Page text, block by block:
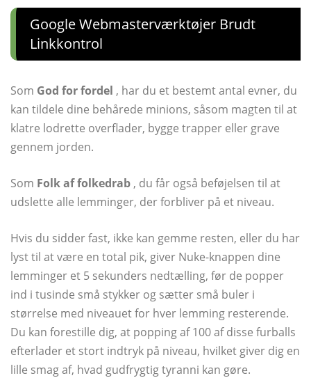
Google Webmasterværktøjer Brudt
Linkkontrol
Som God for fordel , har du et bestemt antal evner, du
kan tildele dine behårede minions, såsom magten til at
klatre lodrette overflader, bygge trapper eller grave
gennem jorden.
Som Folk af folkedrab , du får også beføjelsen til at
udslette alle lemminger, der forbliver på et niveau.
Hvis du sidder fast, ikke kan gemme resten, eller du har
lyst til at være en total pik, giver Nuke-knappen dine
lemminger et 5 sekunders nedtælling, før de popper
ind i tusinde små stykker og sætter små buler i
størrelse med niveauet for hver lemming resterende.
Du kan forestille dig, at popping af 100 af disse furballs
efterlader et stort indtryk på niveau, hvilket giver dig en
lille smag af, hvad gudfrygtig tyranni kan gøre.